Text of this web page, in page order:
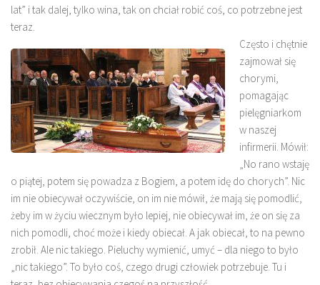
lat” i tak dalej, tylko wina, tak on chciał robić coś, co potrzebne jest
teraz.
Często i chętnie
zajmował się
chorymi,
pomagając
pielęgniarkom
w naszej
infirmerii. Mówił:
„No rano wstaję
o piątej, potem się powadza z Bogiem, a potem idę do chorych”. Nic
im nie obiecywał oczywiście, on im nie mówił, że mają się pomodlić,
żeby im w życiu wiecznym było lepiej, nie obiecywał im, że on się za
nich pomodli, choć może i kiedy obiecał. A jak obiecał, to na pewno
zrobił. Ale nic takiego. Pieluchy wymienić, umyć – dla niego to było
„nic takiego”. To było coś, czego drugi człowiek potrzebuje. Tu i